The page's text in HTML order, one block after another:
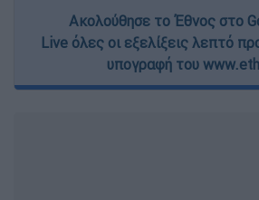
Ακολούθησε το Έθνος στο
Live όλες οι εξελίξεις λεπτό
υπογραφή του